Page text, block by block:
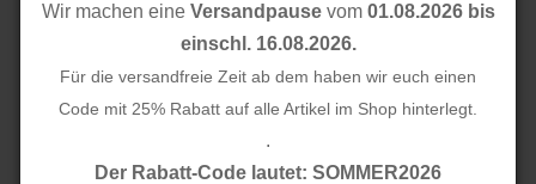
Wir machen eine Versandpausevom 01.08.2026 bis
einschl. 16.08.2026.
Für die versandfreie Zeit ab dem haben wir euch einen
Code mit 25% Rabatt auf alle Artikel im Shop hinterlegt.
.
Der Rabatt-Code lautet: SOMMER2026